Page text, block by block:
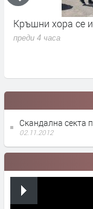
Кръшни хора се
преди 4 часа
Скандална секта
02.11.2012